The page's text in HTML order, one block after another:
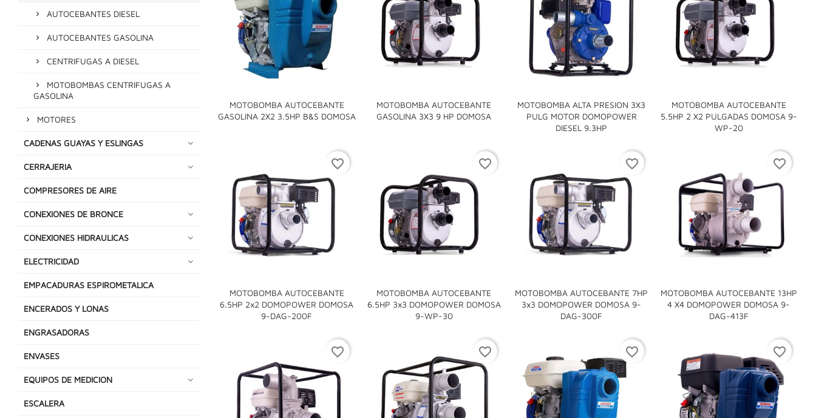
AUTOCEBANTES DIESEL
AUTOCEBANTES GASOLINA
CENTRIFUGAS A DIESEL
MOTOBOMBAS CENTRIFUGAS A
GASOLINA
MOTORES
CADENAS GUAYAS Y ESLINGAS
CERRAJERIA
COMPRESORES DE AIRE
CONEXIONES DE BRONCE
CONEXIONES HIDRAULICAS
ELECTRICIDAD
EMPACADURAS ESPIROMETALICA
ENCERADOS Y LONAS
ENGRASADORAS
ENVASES
EQUIPOS DE MEDICION
ESCALERA
MOTOBOMBA AUTOCEBANTE
GASOLINA 2X2 3.5HP B&S DOMOSA

MOTOBOMBA AUTOCEBANTE
GASOLINA 3X3 9 HP DOMOSA

MOTOBOMBA ALTA PRESION 3X3
PULG MOTOR DOMOPOWER
DIESEL 9.3HP

MOTOBOMBA AUTOCEBANTE
5.5HP 2 X2 PULGADAS DOMOSA 9-
WP-20

MOTOBOMBA AUTOCEBANTE
6.5HP 2x2 DOMOPOWER DOMOSA
9-DAG-200F

favorite_border
MOTOBOMBA AUTOCEBANTE
6.5HP 3x3 DOMOPOWER DOMOSA
9-WP-30

favorite_border
MOTOBOMBA AUTOCEBANTE 7HP
3x3 DOMOPOWER DOMOSA 9-
DAG-300F

favorite_border
MOTOBOMBA AUTOCEBANTE 13HP
4 X4 DOMOPOWER DOMOSA 9-
DAG-413F

favorite_border
favorite_border favorite_border favorite_border favorite_border